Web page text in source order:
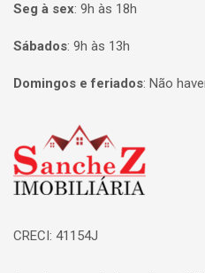
Seg à sex: 9h às 18h
Sábados: 9h às 13h
Domingos e feriados: Não
Página inicial
CRECI: 41154J